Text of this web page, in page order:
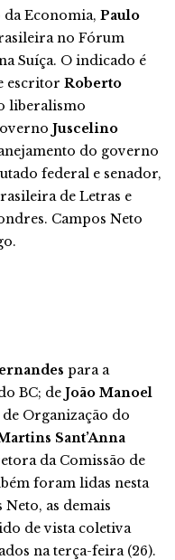
Economia, Paulo
no Fórum
Suíça. O indicado é
escritor Roberto
liberalismo
Juscelino
do governo
federal e senador,
de Letras e
Campos Neto
para a
BC; de João Manoel
Organização do
Sant’Anna
da Comissão de
foram lidas nesta
as demais
de vista coletiva
na terça-feira (26).